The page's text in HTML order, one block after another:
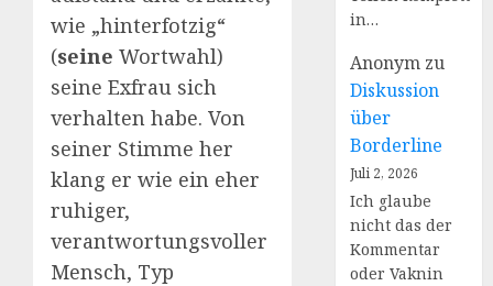
wie „hinterfotzig“
(seine Wortwahl)
seine Exfrau sich
verhalten habe. Von
seiner Stimme her
klang er wie ein eher
ruhiger,
verantwortungsvoller
Mensch, Typ
in…
Anonym zu
Diskussion
über
Borderline
Juli 2, 2026
Ich glaube
nicht das der
Kommentar
oder Vaknin